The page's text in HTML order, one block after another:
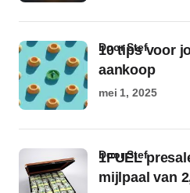
10 tips voor
aankoop
door Stef
mei 1, 2025
1FUEL
mijlpaal van
door Stef